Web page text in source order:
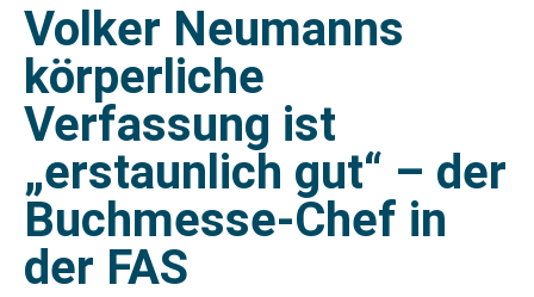
Volker Neumanns
körperliche
Verfassung ist
„erstaunlich gut“ – der
Buchmesse-Chef in
der FAS